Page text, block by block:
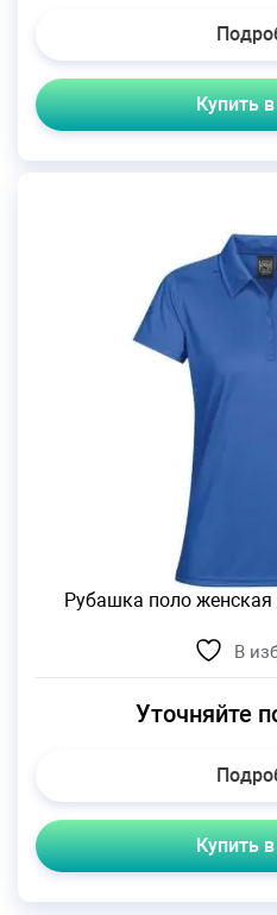
Купить
Рубашка поло женская
В
Уточняйте
Купить